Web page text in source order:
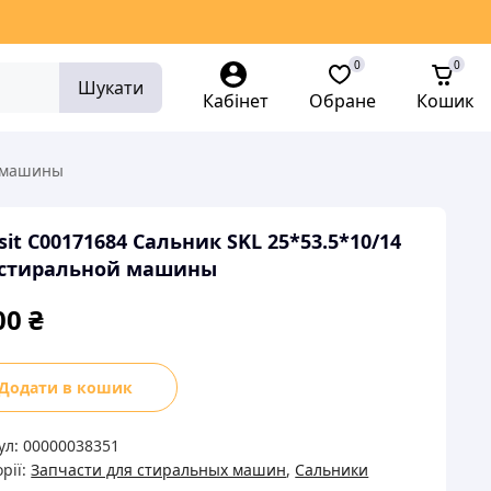
Шукати
Кабінет Обране
0
Кошик
0
машины
C00171684 Сальник SKL 25*53.5*10/14
машины
₴
14
в кошик
00000038351
Запчасти для стиральных машин, Сальники